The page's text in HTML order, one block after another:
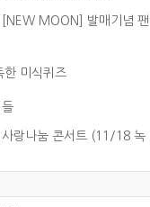
MOON] 발매기념 팬
한 미식퀴즈
사랑나눔 콘서트 (11/18 녹